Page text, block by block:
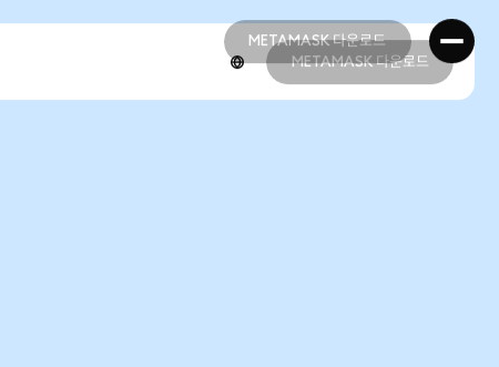
METAMASK 다운로드
METAMASK 다운로드
METAMASK 다운로드